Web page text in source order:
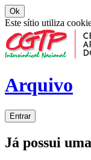
Ok
Este sítio utiliza
Arquivo
Entrar
Já possui